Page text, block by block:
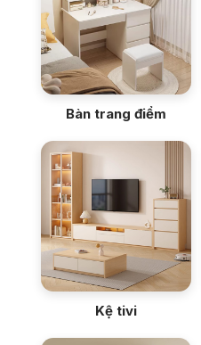
Bàn trang điểm
Kệ tivi